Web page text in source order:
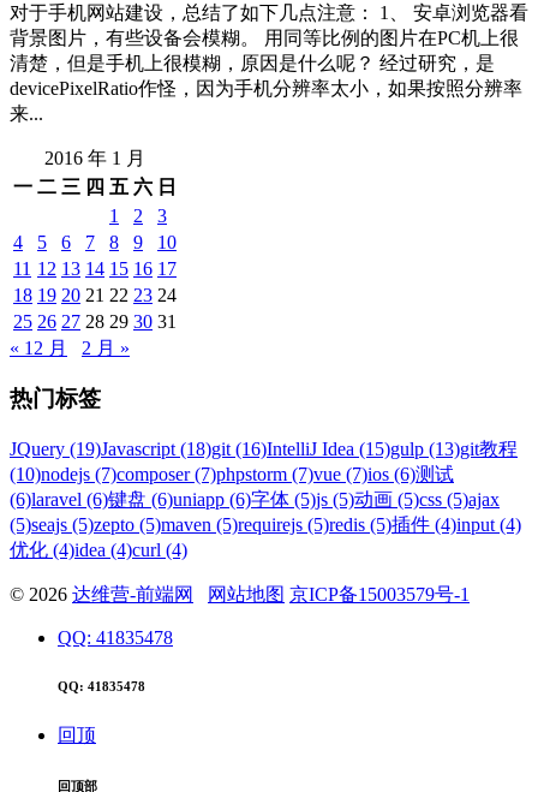
对于手机网站建设，总结了如下几点注意： 1、 安卓浏览器看
背景图片，有些设备会模糊。 用同等比例的图片在PC机上很
清楚，但是手机上很模糊，原因是什么呢？ 经过研究，是
devicePixelRatio作怪，因为手机分辨率太小，如果按照分辨率
来...
2016 年 1 月
一 二 三 四 五 六 日
1
2
3
4
5 6 7 8 9
10
11 12 13 14 15 16 17
18 19 20 21 22 23 24
25 26 27 28 29 30 31
« 12 月
2 月 »
热门标签
JQuery (19)Javascript (18)git (16)IntelliJ Idea (15)gulp (13)git教程
(10)nodejs (7)composer (7)phpstorm (7)vue (7)ios (6)测试
(6)laravel (6)键盘 (6)uniapp (6)字体 (5)js (5)动画 (5)css (5)ajax
(5)seajs (5)zepto (5)maven (5)requirejs (5)redis (5)插件 (4)input (4)
优化 (4)idea (4)curl (4)
© 2026 达维营-前端网 网站地图 京ICP备15003579号-1
QQ: 41835478
QQ: 41835478
回顶
回顶部